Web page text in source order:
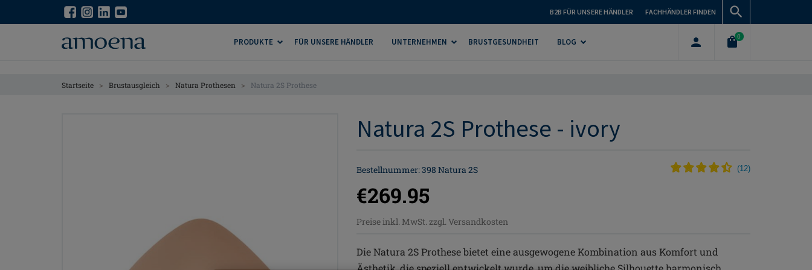
B2B FÜR UNSERE HÄNDLER FACHHÄNDLER FINDEN
PRODUKTE FÜR UNSERE HÄNDLER UNTERNEHMEN BRUSTGESUNDHEIT BLOG
0
Startseite > Brustausgleich > Natura Prothesen > Natura 2S Prothese
Natura 2S Prothese - ivory
Bestellnummer: 398 Natura 2S (12)
€269.95
Preise inkl. MwSt. zzgl. Versandkosten
Die Natura 2S Prothese bietet eine ausgewogene Kombination aus Komfort und